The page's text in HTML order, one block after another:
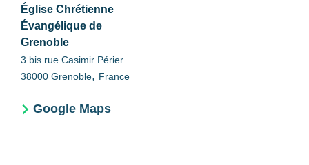
Église Chrétienne
Évangélique de
Grenoble
3 bis rue Casimir Périer
38000 Grenoble, France
Google Maps